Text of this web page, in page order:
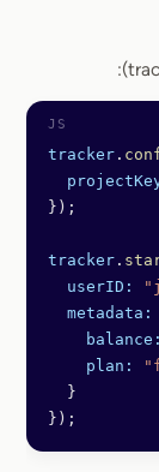
tracker .
});
tracker .
  userID:
  metadata:
    balance:
    plan:
  }
});